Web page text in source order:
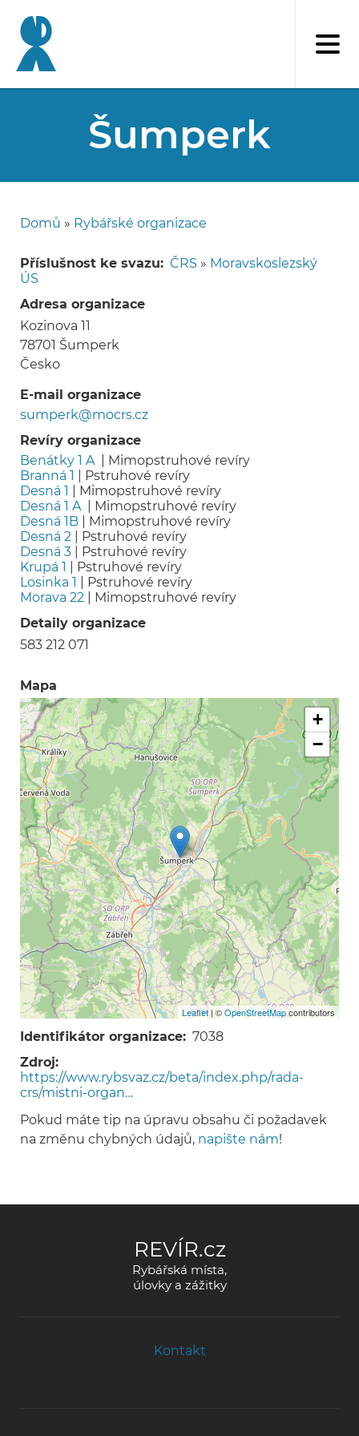
hlavnímu
obsahu
Šumperk
Drobečková
navigace
Domů Rybářské organizace
Příslušnost ke svazu ČRS » Moravskoslezský
ÚS
Adresa organizace
Kozinova 11
78701 Šumperk
Česko
E-mail organizace
sumperk@mocrs.cz
Revíry organizace
Benátky 1 A
Mimopstruhové revíry
Branná 1
Pstruhové revíry
Desná 1
Mimopstruhové revíry
Desná 1 A
Mimopstruhové revíry
Desná 1B
Mimopstruhové revíry
Desná 2
Pstruhové revíry
Desná 3
Pstruhové revíry
Krupá 1
Pstruhové revíry
Losinka 1
Pstruhové revíry
Morava 22
Mimopstruhové revíry
Detaily organizace
583 212 071
Mapa
+
−
Leaflet| ©OpenStreetMapcontributors
Identifikátor organizace
7038
Zdroj
https://www.rybsvaz.cz/beta/index.php/rada-
crs/mistni-organ…
Pokud máte tip na úpravu obsahu či požadavek
na změnu chybných údajů, napište nám!
REVÍR.cz
Rybářská místa,
úlovky a zážitky
Kontakt